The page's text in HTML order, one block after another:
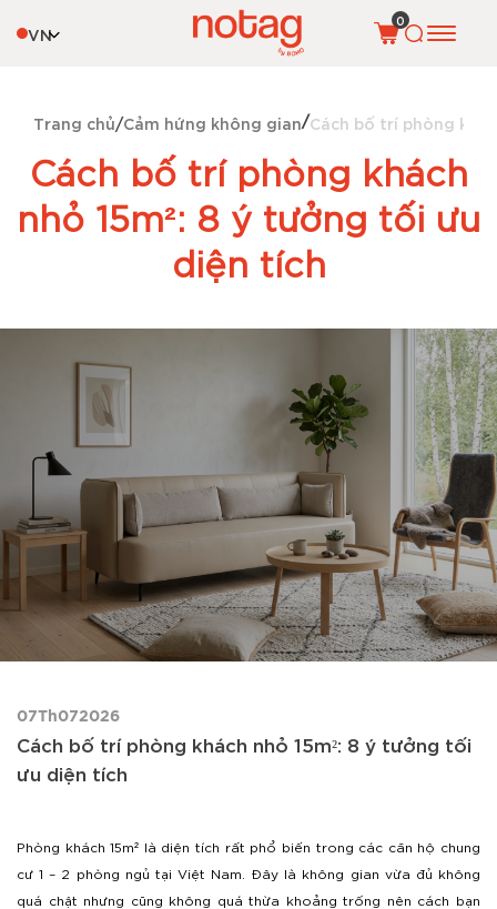
VN
0
Trang chủ Cảm hứng không gian Cách bố trí phòng
Cách bố trí phòng khách
nhỏ 15m²: 8 ý tưởng tối ưu
diện tích
07Th072026
Cách bố trí phòng khách nhỏ 15m²: 8 ý tưởng tối
ưu diện tích
Phòng khách 15m² là diện tích rất phổ biến trong các căn hộ chung
cư 1 – 2 phòng ngủ tại Việt Nam. Đây là không gian vừa đủ không
quá chật nhưng cũng không quá thừa khoảng trống nên cách bạn